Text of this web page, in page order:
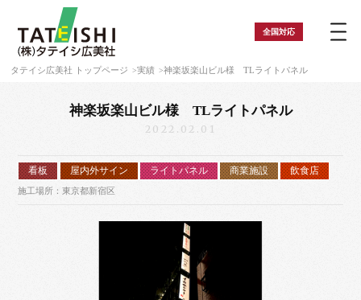
全国対応
タテイシ広美社 トップページ 実績 神楽坂楽山ビル様 TLライトパネル
神楽坂楽山ビル様 TLライトパネル
2022.02.01
看板 屋内外サイン ライトパネル 商業施設 飲食店
施工場所：東京都新宿区